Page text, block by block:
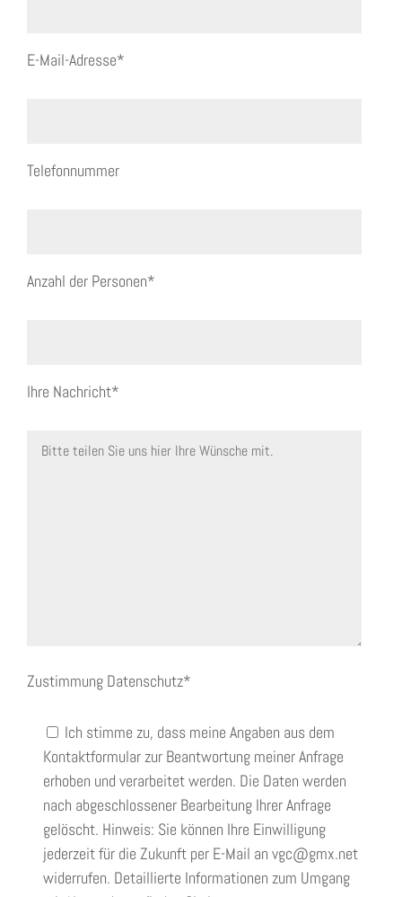
E-Mail-Adresse*
Telefonnummer
Anzahl der Personen*
Ihre Nachricht*
Zustimmung Datenschutz*
Ich stimme zu, dass meine Angaben aus dem
Kontaktformular zur Beantwortung meiner Anfrage
erhoben und verarbeitet werden. Die Daten werden
nach abgeschlossener Bearbeitung Ihrer Anfrage
gelöscht. Hinweis: Sie können Ihre Einwilligung
jederzeit für die Zukunft per E-Mail an vgc@gmx.net
widerrufen. Detaillierte Informationen zum Umgang